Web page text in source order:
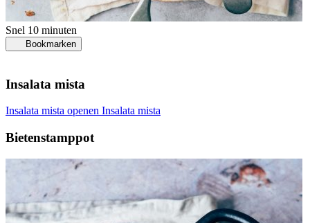
Snel 10 minuten
Bookmarken
Insalata mista
Insalata mista openen Insalata mista
Bietenstamppot